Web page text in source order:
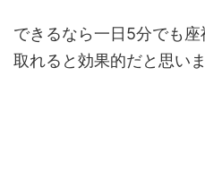
できるなら一日5分でも
取れると効果的だと思いま